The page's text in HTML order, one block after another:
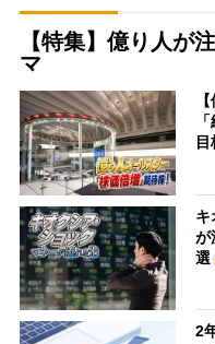
【特集】億り人が
マ
キ
が
選
2